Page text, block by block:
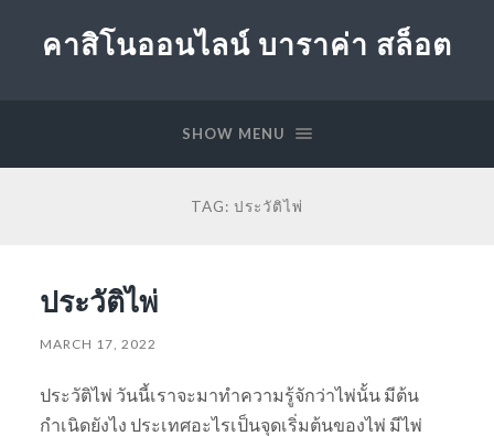
คาสิโนออนไลน์ บาราค่า สล็อต
SHOW MENU
TAG: ประวัติไพ่
ประวัติไพ่
MARCH 17, 2022
ประวัติไพ่ วันนี้เราจะมาทำความรู้จักว่าไพ่นั้น มีต้น
กำเนิดยังไง ประเทศอะไรเป็นจุดเริ่มต้นของไพ่ มีไพ่